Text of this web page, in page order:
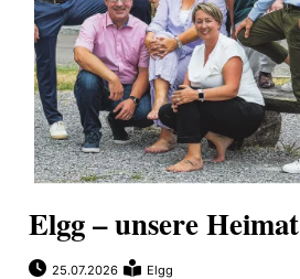
Elgg – unsere Heimat
25.07.2026 Elgg